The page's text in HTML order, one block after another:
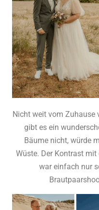
Nicht weit vom Zuhause
gibt es ein
Bäume nicht, würde
Wüste. Der Kontrast
war einfach nur